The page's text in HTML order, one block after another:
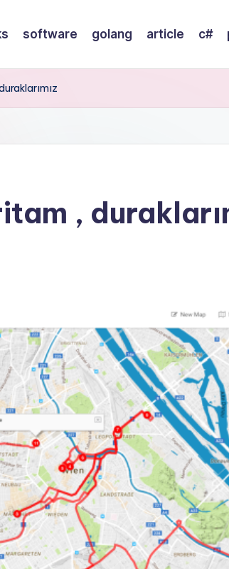
software golang article c#
,